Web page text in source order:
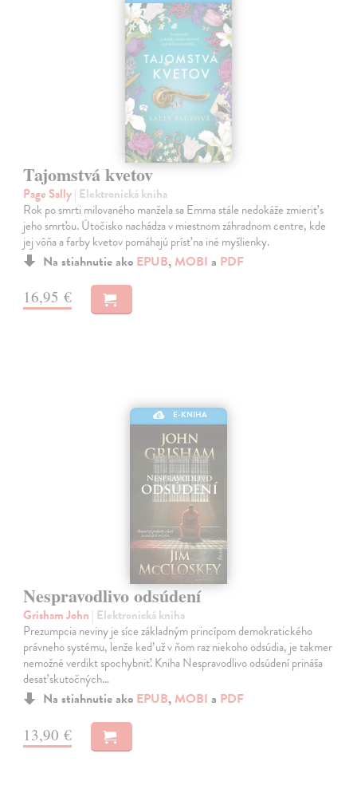
Tajomstvá kvetov
Page Sally| Elektronická kniha
Rok po smrti milovaného manžela sa Emma stále nedokáže zmieriť s
jeho smrťou. Útočisko nachádza v miestnom záhradnom centre, kde
jej vôňa a farby kvetov pomáhajú prísť na iné myšlienky.
Na stiahnutie ako EPUB, MOBI a PDF
16,95 €
E-KNIHA
Nespravodlivo odsúdení
Grisham John | Elektronická kniha
Prezumpcia neviny je síce základným princípom demokratického
právneho systému, lenže keď už v ňom raz niekoho odsúdia, je takmer
nemožné verdikt spochybniť. Kniha Nespravodlivo odsúdení prináša
desať skutočných…
Na stiahnutie ako EPUB, MOBI a PDF
13,90 €